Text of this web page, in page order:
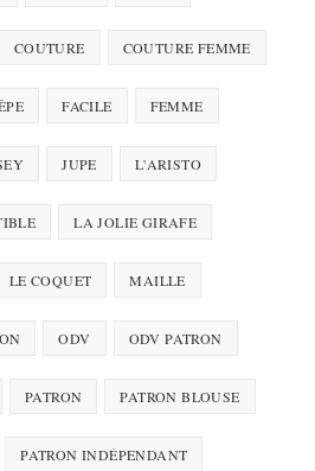
COUTURE COUTURE FEMME
FACILE FEMME
JUPE L'ARISTO
LA JOLIE GIRAFE
LE COQUET MAILLE
ODV ODV PATRON
PATRON PATRON BLOUSE
PATRON INDÉPENDANT